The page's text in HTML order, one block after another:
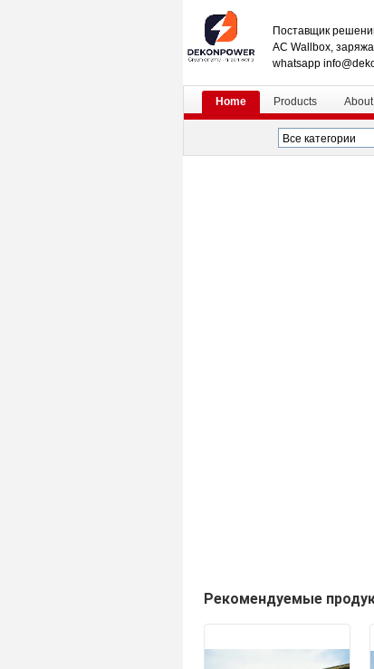
Поставщик
AC Wallbox,
whatsapp
Home Products
Рекомендуемые